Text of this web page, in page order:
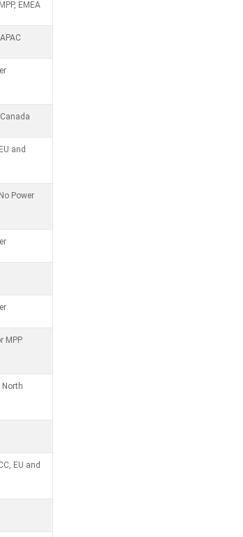
EMEA
and
Power
MPP
North
EU and